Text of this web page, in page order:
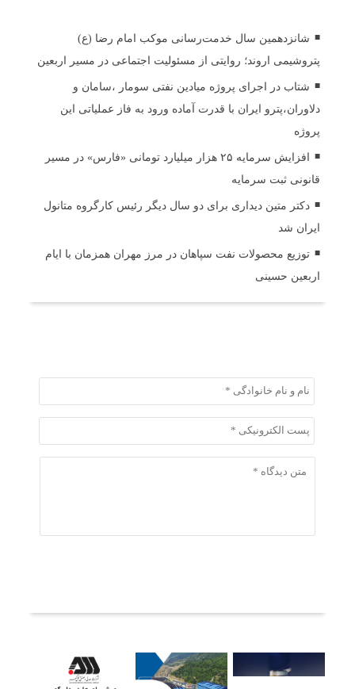
شانزدهمین سال خدمت‌رسانی موکب امام رضا (ع)
پتروشیمی اروند؛ روایتی از مسئولیت اجتماعی در مسیر اربعین
شتاب در اجرای پروژه میادین نفتی سومار ،سامان و
دلاوران،پترو ایران با قدرت آماده ورود به فاز عملیاتی این
پروژه
افزایش سرمایه ۲۵ هزار میلیارد تومانی «فارس» در مسیر
قانونی ثبت سرمایه
دکتر متین دیداری برای دو سال دیگر رئیس کارگروه متانول
ایران شد
توزیع محصولات نفت سپاهان در مرز مهران همزمان با ایام
اربعین حسینی